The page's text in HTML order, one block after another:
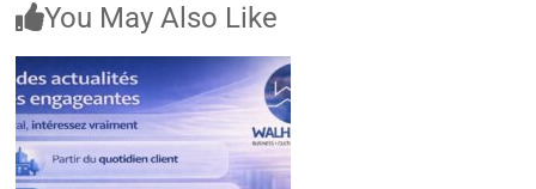
You May Also Like